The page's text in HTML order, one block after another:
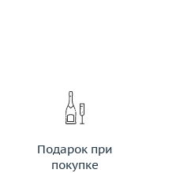
Подарок при
покупке